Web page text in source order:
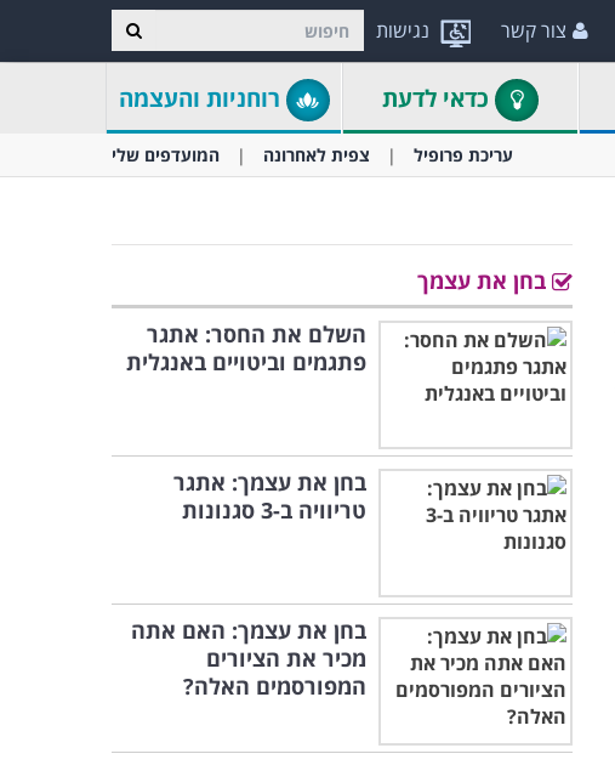
נגישות צור קשר
כדאי לדעת רוחניות והעצמה
עריכת פרופיל צפית לאחרונה המועדפים שלי
בחן את עצמך
השלם את החסר: אתגר
פתגמים וביטויים באנגלית
בחן את עצמך: אתגר
טריוויה ב-3 סגנונות
בחן את עצמך: האם אתה
מכיר את הציורים
המפורסמים האלה?